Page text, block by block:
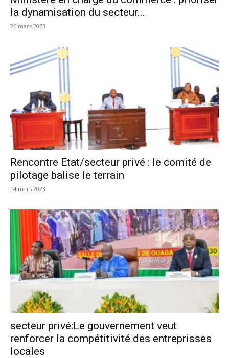
la dynamisation du secteur...
26 mars 2023
Rencontre Etat/secteur privé : le comité de
pilotage balise le terrain
14 mars 2023
secteur privé:Le gouvernement veut
renforcer la compétitivité des entreprisses
locales